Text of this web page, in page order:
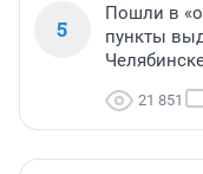
5
Пошли в
пункты
21 851